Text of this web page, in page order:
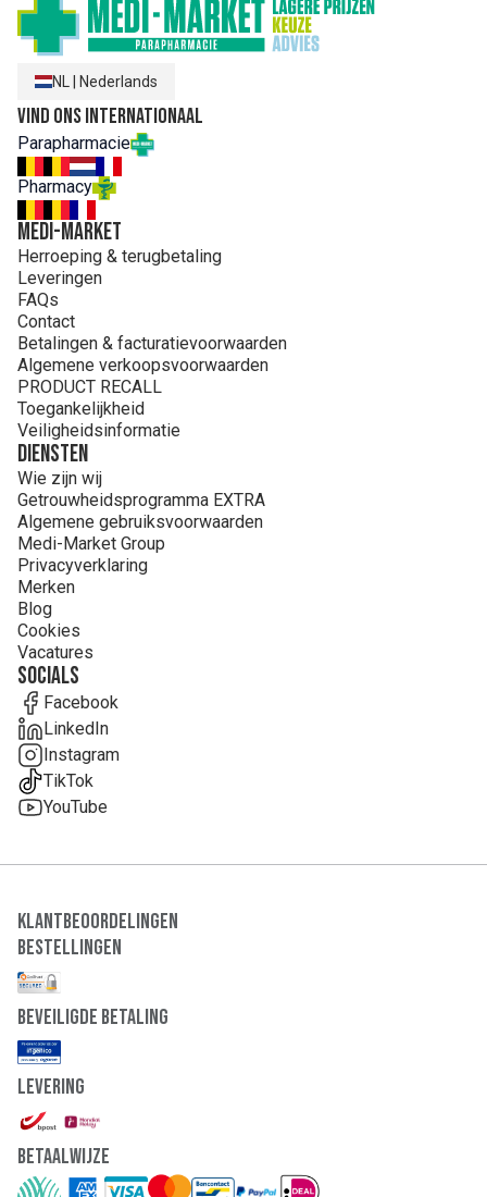
NL Nederlands
Vind ons internationaal
Parapharmacie
Pharmacy
MEDI-MARKET
Herroeping & terugbetaling
Leveringen
FAQs
Contact
Betalingen & facturatievoorwaarden
Algemene verkoopsvoorwaarden
PRODUCT RECALL
Toegankelijkheid
Veiligheidsinformatie
Diensten
Wie zijn wij
Getrouwheidsprogramma EXTRA
Algemene gebruiksvoorwaarden
Medi-Market Group
Privacyverklaring
Merken
Blog
Cookies
Vacatures
Socials
Facebook
LinkedIn
Instagram
TikTok
YouTube
Klantbeoordelingen
Bestellingen
Beveiligde Betaling
Levering
Betaalwijze